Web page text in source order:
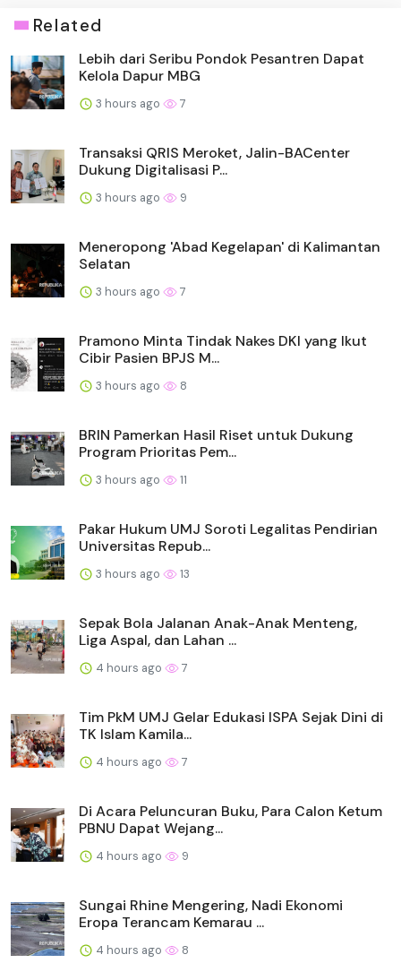
Related
Lebih dari Seribu Pondok Pesantren Dapat
Kelola Dapur MBG
3 hours ago 7
Transaksi QRIS Meroket, Jalin-BACenter
Dukung Digitalisasi P...
3 hours ago 9
Meneropong 'Abad Kegelapan' di Kalimantan
Selatan
3 hours ago 7
Pramono Minta Tindak Nakes DKI yang Ikut
Cibir Pasien BPJS M...
3 hours ago 8
BRIN Pamerkan Hasil Riset untuk Dukung
Program Prioritas Pem...
3 hours ago 11
Pakar Hukum UMJ Soroti Legalitas Pendirian
Universitas Repub...
3 hours ago 13
Sepak Bola Jalanan Anak-Anak Menteng,
Liga Aspal, dan Lahan ...
4 hours ago 7
Tim PkM UMJ Gelar Edukasi ISPA Sejak Dini di
TK Islam Kamila...
4 hours ago 7
Di Acara Peluncuran Buku, Para Calon Ketum
PBNU Dapat Wejang...
4 hours ago 9
Sungai Rhine Mengering, Nadi Ekonomi
Eropa Terancam Kemarau ...
4 hours ago 8